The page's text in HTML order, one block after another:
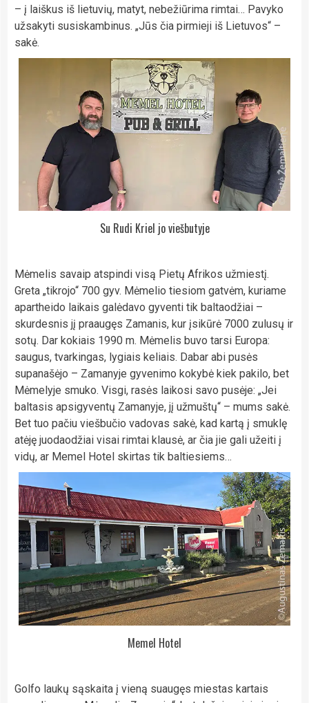
– į laiškus iš lietuvių, matyt, nebežiūrima rimtai… Pavyko
užsakyti susiskambinus. „Jūs čia pirmieji iš Lietuvos“ –
sakė.
Su Rudi Kriel jo viešbutyje
Mėmelis savaip atspindi visą Pietų Afrikos užmiestį.
Greta „tikrojo“ 700 gyv. Mėmelio tiesiom gatvėm, kuriame
apartheido laikais galėdavo gyventi tik baltaodžiai –
skurdesnis jį praaugęs Zamanis, kur įsikūrė 7000 zulusų ir
sotų. Dar kokiais 1990 m. Mėmelis buvo tarsi Europa:
saugus, tvarkingas, lygiais keliais. Dabar abi pusės
supanašėjo – Zamanyje gyvenimo kokybė kiek pakilo, bet
Mėmelyje smuko. Visgi, rasės laikosi savo pusėje: „Jei
baltasis apsigyventų Zamanyje, jį užmuštų“ – mums sakė.
Bet tuo pačiu viešbučio vadovas sakė, kad kartą į smuklę
atėję juodaodžiai visai rimtai klausė, ar čia jie gali užeiti į
vidų, ar Memel Hotel skirtas tik baltiesiems…
Memel Hotel
Golfo laukų sąskaita į vieną suaugęs miestas kartais